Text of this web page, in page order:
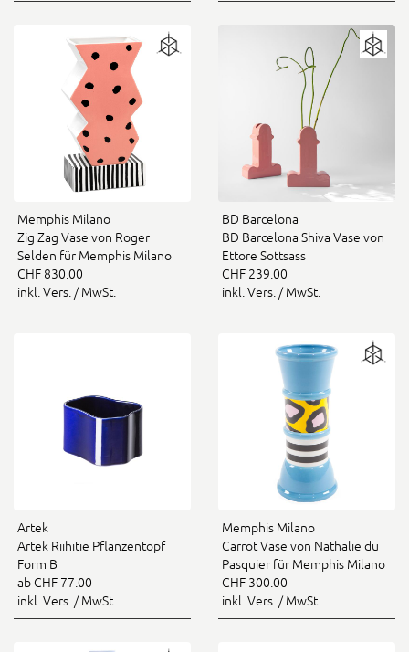
Memphis Milano
Zig Zag Vase von Roger
Selden für Memphis Milano
CHF 830.00
inkl. Vers. / MwSt.
BD Barcelona
BD Barcelona Shiva Vase von
Ettore Sottsass
CHF 239.00
inkl. Vers. / MwSt.
Artek
Artek Riihitie Pflanzentopf
Form B
ab CHF 77.00
inkl. Vers. / MwSt.
Memphis Milano
Carrot Vase von Nathalie du
Pasquier für Memphis Milano
CHF 300.00
inkl. Vers. / MwSt.